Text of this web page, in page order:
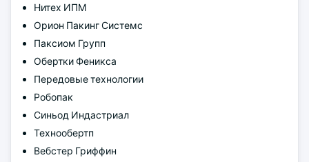
Нитех ИПМ
Орион Пакинг Системс
Паксиом Групп
Обертки Феникса
Передовые технологии
Робопак
Синьод Индастриал
Технообертп
Вебстер Гриффин